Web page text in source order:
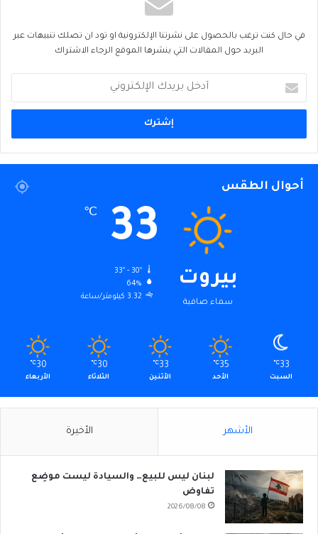
في حال كنت ترغب بالحصول على نشرتنا الإلكترونية او تود ان تصلك تنبيهات عبر
البريد حول المقالات التي ينشرها الموقع الرجاء الاشتراك
بريدك
الإلكتروني
أحوال الطقس
بيروت
سماء صافية
33
℃
33º - 30º
64%
3.32 كيلومتر/ساعة
33
℃
السبت
35
℃
الأحد
33
℃
الأثنين
30
℃
الثلاثاء
30
℃
الأربعاء
الأشهر الأخيرة
لبنان ليس للبيع… والسيادة ليست موضِع
تفاوض
2026/08/08